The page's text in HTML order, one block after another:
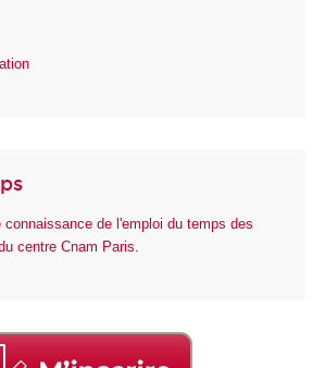
connaissance de l'emploi du temps des
centre Cnam Paris.